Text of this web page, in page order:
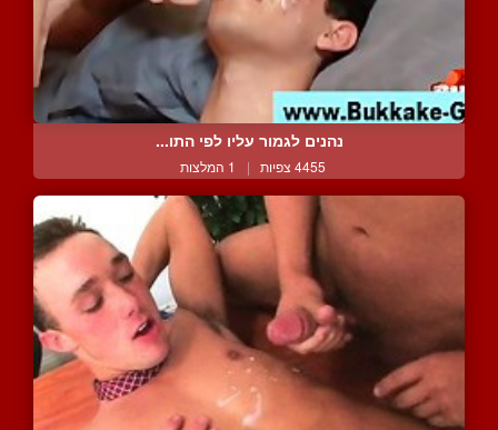
נהנים לגמור עליו לפי התו...
4455 צפיות | 1 המלצות